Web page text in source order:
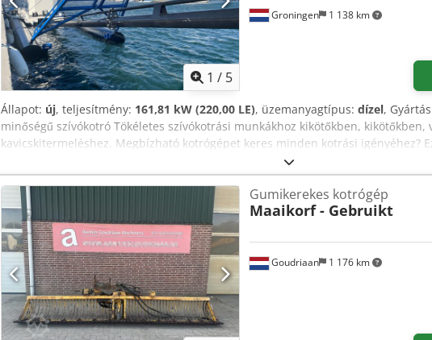
1 / 5
Groningen 1 138 km
Állapot: új, teljesítmény: 161,81 kW (220,00 LE), üzemanyagtípus: dízel,
minőségű szívókotró Tökéletes szívókotrási munkákhoz kikötőkben, kikötőkben,
kavicskitermeléshez. Megbízható kotrógépet keres minden kotrási igényéhez?
ideális a legkülönbözőbb alkalmazásokhoz, például kikötőkben, kikötőkben és
jellemzők: Nagy teljesítményű szívórendszer: alkalmas homok, kavics, iszap és
alkalmazások: Tökéletes kikötők, kikötők és belvízi utak tisztításához.
használatra fejlesztették ki igényes tengeri környezetben. Hatékony működés:
termelékenységet a bányászati és földmunkaprojektek során. Műszaki adatok:
Szivattyúzási kapacitás: 450 m3/h Motorteljesítmény: 220 LE Szívócső
üzemeltet, akár kikötőt bővít, vagy homok- és kavicsprojekteken dolgozik, ez a
szükséges teljesítményt és megbízhatóságot. Új építésű gépeink mellett
gépekből is kínálunk válogatást. Cedpfx Aou Afi Ijbmeha Még ma lépjen
további információkért!
Goudriaan 1 176 km
Gumikerekes kotrógép
Maaikorf - Gebruikt